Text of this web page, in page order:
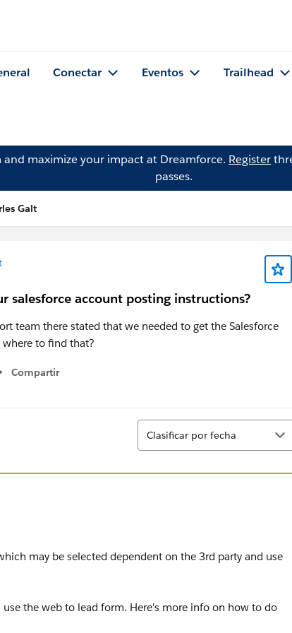
Conectar Eventos Trailhead
and maximize your impact at Dreamforce. Register
passes.
Galt
salesforce account posting instructions?
team there stated that we needed to get the Salesforce
where to find that?
Compartir
Show menu
Ordenar
Clasificar por fecha
may be selected dependent on the 3rd party and use
the web to lead form. Here's more info on how to do